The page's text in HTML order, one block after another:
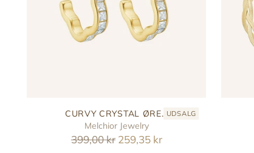
CURVY CRYSTAL ØRE...UDSALG
Melchior Jewelry
Reguler
399,00 kr 259,35 kr